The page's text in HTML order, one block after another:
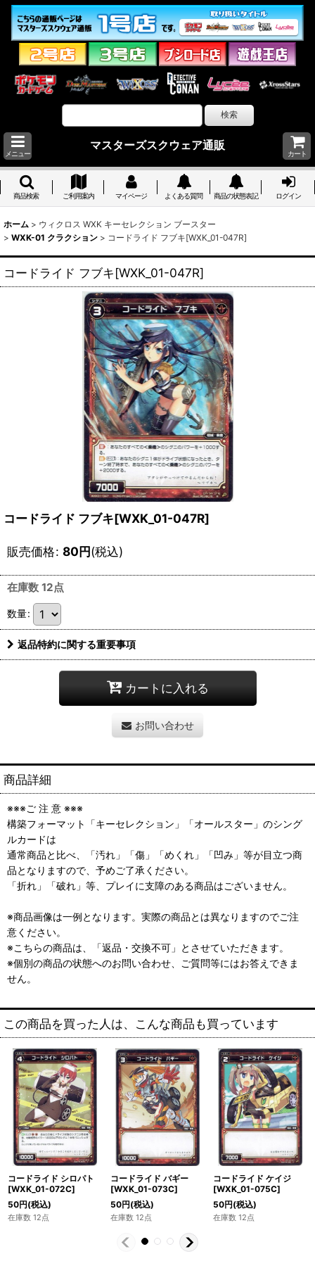
メニュー
マスターズスクウェア通販
カート
商品検索 ご利用案内 マイページ よくある質問 商品の状態表記 ログイン
ホーム > ウィクロス WXK キーセレクション ブースター
> WXK-01 クラクション > コードライド フブキ[WXK_01-047R]
コードライド フブキ[WXK_01-047R]
コードライド フブキ[WXK_01-047R]
販売価格: 80円(税込)
在庫数 12点
数量:
返品特約に関する重要事項
カートに入れる
お問い合わせ
商品詳細
※※※ご 注 意 ※※※
構築フォーマット「キーセレクション」「オールスター」のシング
ルカードは
通常商品と比べ、「汚れ」「傷」「めくれ」「凹み」等が目立つ商
品となりますので、予めご了承ください。
「折れ」「破れ」等、プレイに支障のある商品はございません。
※商品画像は一例となります。実際の商品とは異なりますのでご注
意ください。
※こちらの商品は、「返品・交換不可」とさせていただきます。
※個別の商品の状態へのお問い合わせ、ご質問等にはお答えできま
せん。
この商品を買った人は、こんな商品も買っています
コードライド シロパト
[WXK_01-072C]
50円(税込)
在庫数 12点
コードライド バギー
[WXK_01-073C]
50円(税込)
在庫数 12点
コードライド ケイジ
[WXK_01-075C]
50円(税込)
在庫数 12点